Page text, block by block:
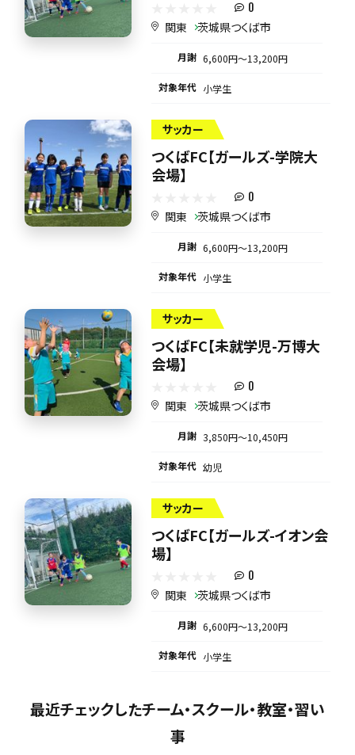
0
関東 茨城県つくば市
月謝 6,600円〜13,200円
対象年代 小学生
サッカー
つくばFC【ガールズ-学院大
会場】
0
関東 茨城県つくば市
月謝 6,600円〜13,200円
対象年代 小学生
サッカー
つくばFC【未就学児-万博大
会場】
0
関東 茨城県つくば市
月謝 3,850円〜10,450円
対象年代 幼児
サッカー
つくばFC【ガールズ-イオン会
場】
0
関東 茨城県つくば市
月謝 6,600円〜13,200円
対象年代 小学生
最近チェックしたチーム・スクール・教室・習い
事